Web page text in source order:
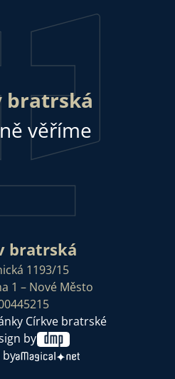
bratrská
věříme
bratrská
1193/15
1 – Nové Město
Církve bratrské
by
by